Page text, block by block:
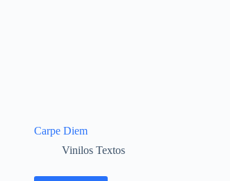
Carpe Diem
Vinilos Textos